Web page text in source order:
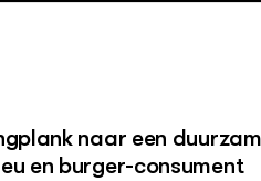
naar een
en burger-consument